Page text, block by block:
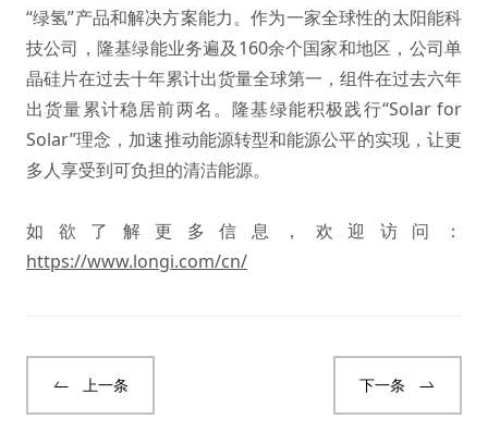
“绿氢”产品和解决方案能力。作为一家全球性的太阳能科
技公司，隆基绿能业务遍及160余个国家和地区，公司单
晶硅片在过去十年累计出货量全球第一，组件在过去六年
出货量累计稳居前两名。隆基绿能积极践行“Solar for
Solar”理念，加速推动能源转型和能源公平的实现，让更
多人享受到可负担的清洁能源。
如欲了解更多信息，欢迎访问：
https://www.longi.com/cn/
上一条 下一条